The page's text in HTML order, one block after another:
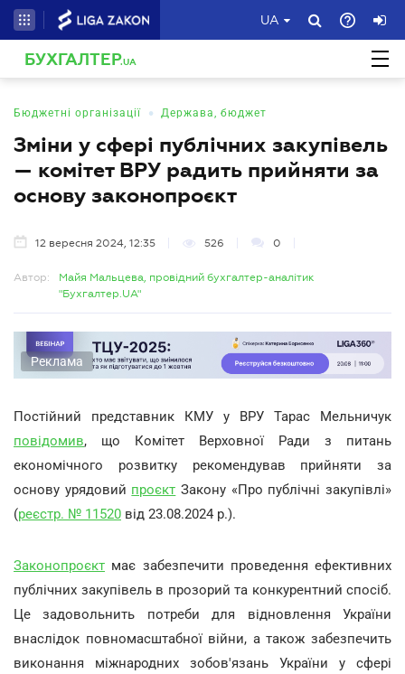
UA
БУХГАЛТЕР.UA
Бюджетні організації • Держава, бюджет
Зміни у сфері публічних закупівель
— комітет ВРУ радить прийняти за
основу законопроєкт
12 вересня 2024, 12:35 526 0
Автор:
Майя Мальцева, провідний бухгалтер-аналітик
"Бухгалтер.UA"
Реклама
Постійний представник КМУ у ВРУ Тарас Мельничук
повідомив, що Комітет Верховної Ради з питань
економічного розвитку рекомендував прийняти за
основу урядовий проєкт Закону «Про публічні закупівлі»
(реєстр. № 11520 від 23.08.2024 р.).
Законопроєкт має забезпечити проведення ефективних
публічних закупівель в прозорий та конкурентний спосіб.
Це задовольнить потреби для відновлення України
внаслідок повномасштабної війни, а також забезпечить
виконання міжнародних зобов'язань України у сфері